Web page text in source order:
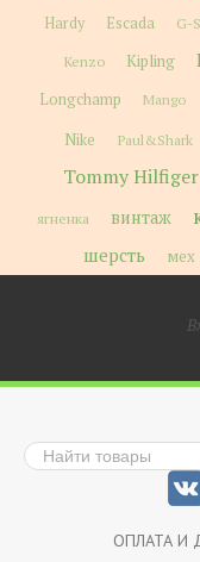
Hardy
Escada G-
Kenzo Kipling
Longchamp Mango
Nike
Paul&Shark
Tommy Hilfiger
ягненка
винтаж
шерсть
мех
ОПЛАТА И